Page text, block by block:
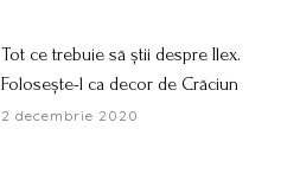
Tot ce trebuie să știi despre Ilex.
Folosește-l ca decor de Crăciun
2 decembrie 2020